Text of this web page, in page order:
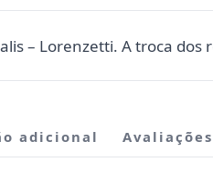
– Lorenzetti. A troca
adicional Avaliações